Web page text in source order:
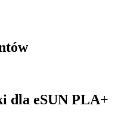
dla eSUN PLA+